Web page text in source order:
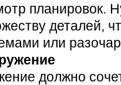
планировок.
деталей,
или
должно